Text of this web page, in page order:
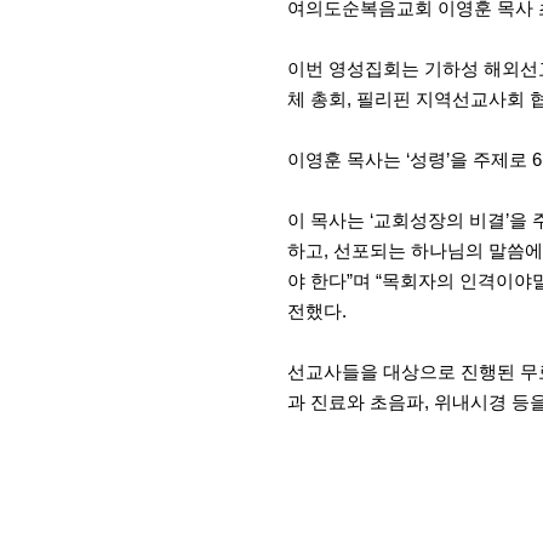
여의도순복음교회 이영훈 목사
이번 영성집회는 기하성 해외
체 총회, 필리핀 지역선교사회
이영훈 목사는 ‘성령’을 주제
이 목사는 ‘교회성장의 비결’
하고, 선포되는 하나님의 말씀
야 한다”며 “목회자의 인격이
전했다.
선교사들을 대상으로 진행된
과 진료와 초음파, 위내시경 등